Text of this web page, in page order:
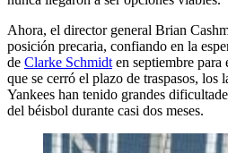
Ahora, el director general Brian
posición precaria, confiando en la
de Clarke Schmidt en septiembre
que se cerró el plazo de traspasos, los
Yankees han tenido grandes
del béisbol durante casi dos meses.